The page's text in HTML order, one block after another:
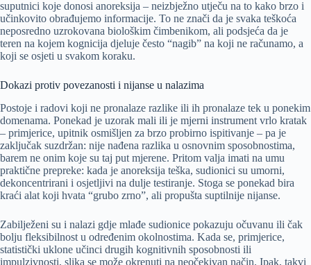
suputnici koje donosi anoreksija – neizbježno utječu na to kako brzo i
učinkovito obrađujemo informacije. To ne znači da je svaka teškoća
neposredno uzrokovana biološkim čimbenikom, ali podsjeća da je
teren na kojem kognicija djeluje često “nagib” na koji ne računamo, a
koji se osjeti u svakom koraku.
Dokazi protiv povezanosti i nijanse u nalazima
Postoje i radovi koji ne pronalaze razlike ili ih pronalaze tek u ponekim
domenama. Ponekad je uzorak mali ili je mjerni instrument vrlo kratak
– primjerice, upitnik osmišljen za brzo probirno ispitivanje – pa je
zaključak suzdržan: nije nađena razlika u osnovnim sposobnostima,
barem ne onim koje su taj put mjerene. Pritom valja imati na umu
praktične prepreke: kada je anoreksija teška, sudionici su umorni,
dekoncentrirani i osjetljivi na dulje testiranje. Stoga se ponekad bira
kraći alat koji hvata “grubo zrno”, ali propušta suptilnije nijanse.
Zabilježeni su i nalazi gdje mlađe sudionice pokazuju očuvanu ili čak
bolju fleksibilnost u određenim okolnostima. Kada se, primjerice,
statistički uklone učinci drugih kognitivnih sposobnosti ili
impulzivnosti, slika se može okrenuti na neočekivan način. Ipak, takvi